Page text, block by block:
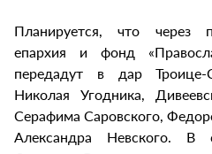
Планируется, что через
епархия и фонд
передадут в дар Троице-
Николая Угодника,
Серафима Саровского,
Александра Невского. В